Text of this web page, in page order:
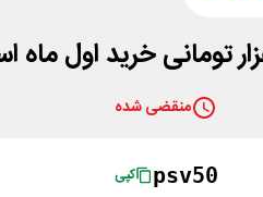
منقضی شده
psv50 کپی